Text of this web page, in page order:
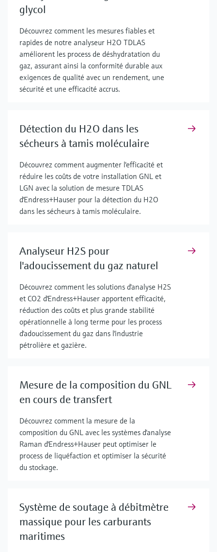
glycol
Découvrez comment les mesures fiables et
rapides de notre analyseur H2O TDLAS
améliorent les process de déshydratation du
gaz, assurant ainsi la conformité durable aux
exigences de qualité avec un rendement, une
sécurité et une efficacité accrus.
Détection du H2O dans les
sécheurs à tamis moléculaire
Découvrez comment augmenter l'efficacité et
réduire les coûts de votre installation GNL et
LGN avec la solution de mesure TDLAS
d'Endress+Hauser pour la détection du H2O
dans les sécheurs à tamis moléculaire.
Analyseur H2S pour
l'adoucissement du gaz naturel
Découvrez comment les solutions d'analyse H2S
et CO2 d'Endress+Hauser apportent efficacité,
réduction des coûts et plus grande stabilité
opérationnelle à long terme pour les process
d'adoucissement du gaz dans l'industrie
pétrolière et gazière.
Mesure de la composition du GNL
en cours de transfert
Découvrez comment la mesure de la
composition du GNL avec les systèmes d'analyse
Raman d'Endress+Hauser peut optimiser le
process de liquéfaction et optimiser la sécurité
du stockage.
Système de soutage à débitmètre
massique pour les carburants
maritimes